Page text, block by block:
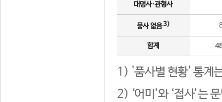
대명사·관형사
품사 없음3)
합계
1) '품사별 현황' 통계
2) ‘어미’와 ‘접사’는